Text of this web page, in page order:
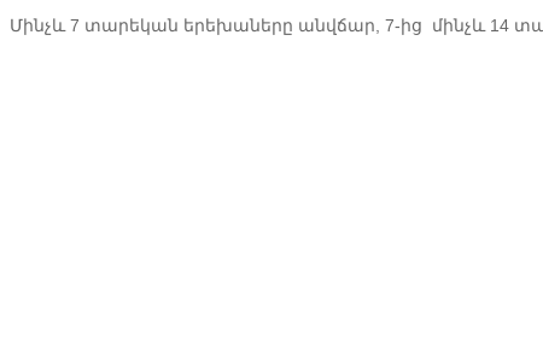
Մինչև 7 տարեկան երեխաները անվճար, 7-ից մինչև 14